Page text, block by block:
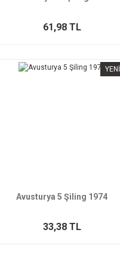
61,98 TL
YENİ
Avusturya 5 Şiling 1974
33,38 TL